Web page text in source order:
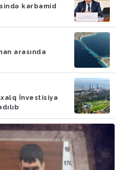
karbamid
arasında
İnvestisiya